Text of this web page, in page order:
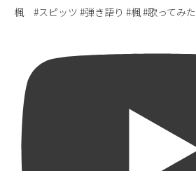
楓 #スピッツ #弾き語り #楓 #歌ってみた